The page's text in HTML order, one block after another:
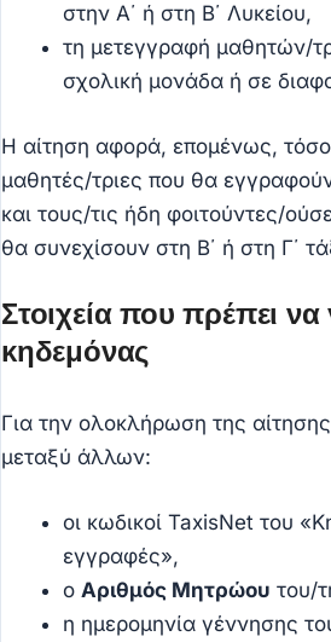
στην Α΄ ή στη Β΄ Λυκείου,
τη μετεγγραφή μαθητών/
σχολική μονάδα ή σε
Η αίτηση αφορά, επομένως, τόσο
μαθητές/τριες που θα
και τους/τις ήδη φοιτούντες/
θα συνεχίσουν στη Β΄ ή στη Γ΄
Στοιχεία που πρέπει να
κηδεμόνας
Για την ολοκλήρωση της αίτησης
μεταξύ άλλων:
οι κωδικοί TaxisNet του
εγγραφές»,
ο Αριθμός Μητρώου του/
η ημερομηνία γέννησης